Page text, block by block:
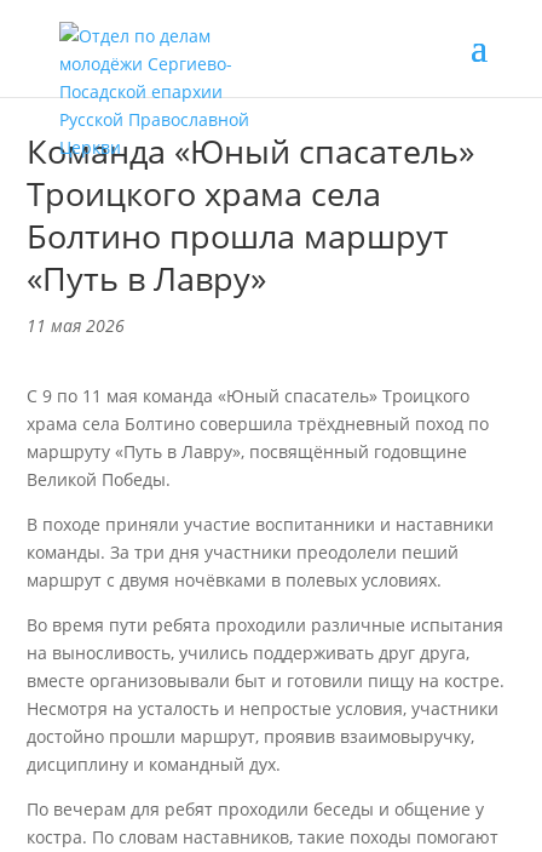
Команда «Юный спасатель»
Троицкого храма села
Болтино прошла маршрут
«Путь в Лавру»
11 мая 2026
С 9 по 11 мая команда «Юный спасатель» Троицкого
храма села Болтино совершила трёхдневный поход по
маршруту «Путь в Лавру», посвящённый годовщине
Великой Победы.
В походе приняли участие воспитанники и наставники
команды. За три дня участники преодолели пеший
маршрут с двумя ночёвками в полевых условиях.
Во время пути ребята проходили различные испытания
на выносливость, учились поддерживать друг друга,
вместе организовывали быт и готовили пищу на костре.
Несмотря на усталость и непростые условия, участники
достойно прошли маршрут, проявив взаимовыручку,
дисциплину и командный дух.
По вечерам для ребят проходили беседы и общение у
костра. По словам наставников, такие походы помогают